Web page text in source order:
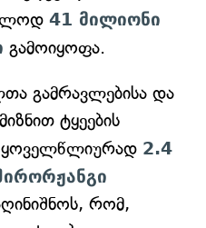
41 მილიონი
გამოიყოფა.
გამრავლებისა და
ტყეების
ყოველწლიურად 2.4
რომ,